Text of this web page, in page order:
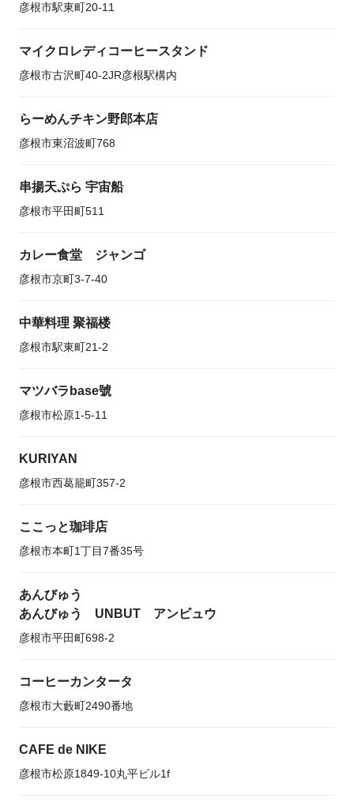
彦根市駅東町20-11
マイクロレディコーヒースタンド
彦根市古沢町40-2JR彦根駅構内
らーめんチキン野郎本店
彦根市東沼波町768
串揚天ぷら 宇宙船
彦根市平田町511
カレー食堂 ジャンゴ
彦根市京町3-7-40
中華料理 聚福楼
彦根市駅東町21-2
マツバラbase號
彦根市松原1-5-11
KURIYAN
彦根市西葛籠町357-2
ここっと珈琲店
彦根市本町1丁目7番35号
あんびゅう
あんびゅう UNBUT アンビュウ
彦根市平田町698-2
コーヒーカンタータ
彦根市大藪町2490番地
CAFE de NIKE
彦根市松原1849-10丸平ビル1f